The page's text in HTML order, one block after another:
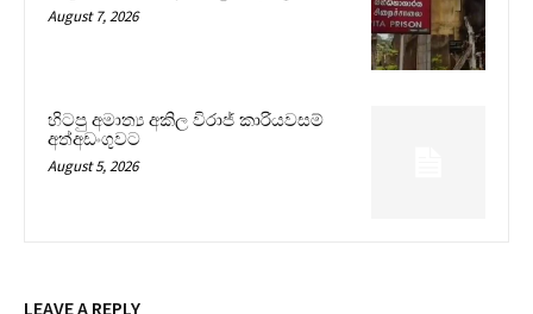
August 7, 2026
හිටපු අමාත්‍ය අකිල විරාජ් කාරියවසම්
අත්අඩංගුවට
August 5, 2026
LEAVE A REPLY